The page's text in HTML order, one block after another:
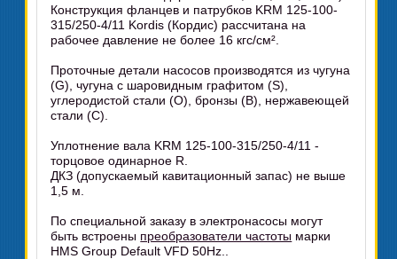
Конструкция фланцев и патрубков KRM 125-100-
315/250-4/11 Kordis (Кордис) рассчитана на
рабочее давление не более 16 кгс/см².
Проточные детали насосов производятся из чугуна
(G), чугуна с шаровидным графитом (S),
углеродистой стали (O), бронзы (B), нержавеющей
стали (C).
Уплотнение вала KRM 125-100-315/250-4/11 -
торцовое одинарное R.
ДКЗ (допускаемый кавитационный запас) не выше
1,5 м.
По специальной заказу в электронасосы могут
быть встроены преобразователи частоты марки
HMS Group Default VFD 50Hz..